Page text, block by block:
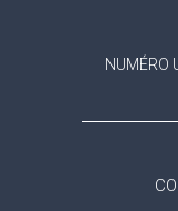
NUMÉRO